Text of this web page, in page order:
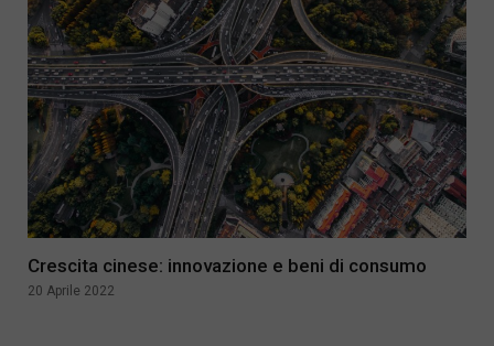
Crescita cinese: innovazione e beni di consumo
20 Aprile 2022